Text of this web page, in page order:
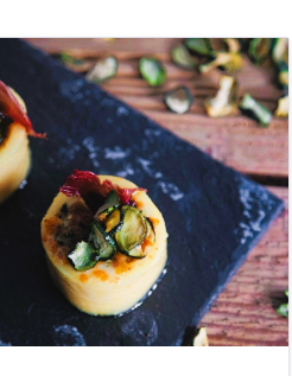
perfettamente con piatti a
base di formaggi freschi.